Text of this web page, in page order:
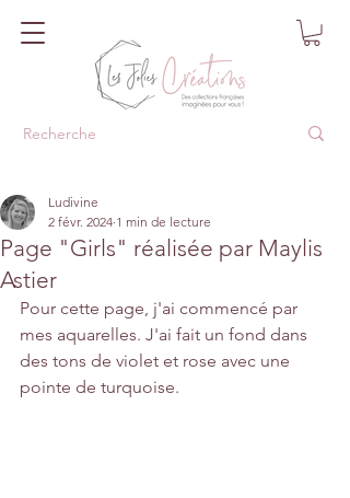
Page "Girls" réalisée par Maylis
Astier
Ludivine
2 févr. 2024 1 min de lecture
Pour cette page, j'ai commencé par
mes aquarelles. J'ai fait un fond dans
des tons de violet et rose avec une
pointe de turquoise.